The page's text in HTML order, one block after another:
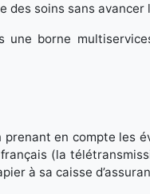
des soins sans avancer
une borne
en compte les
(la
à sa caisse